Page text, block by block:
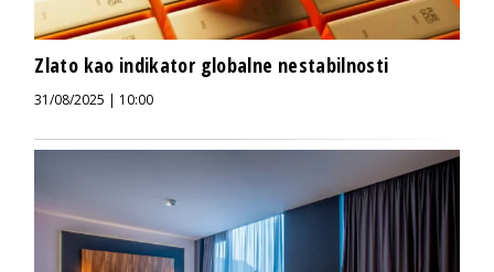
Zlato kao indikator globalne nestabilnosti
31/08/2025 | 10:00